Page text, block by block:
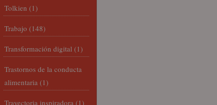
Tolkien (1)
Trabajo (148)
Transformación digital (1)
Trastornos de la conducta
alimentaria (1)
Trayectoria inspiradora (1)